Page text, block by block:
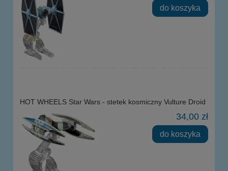
do koszyka
HOT WHEELS Star Wars - stetek kosmiczny Vulture Droid
34,00 zł
do koszyka